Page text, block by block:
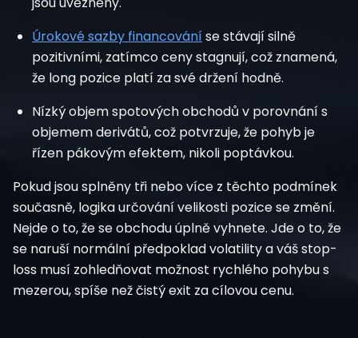
Úrokové sazby financováníse stávají silně
pozitivními, zatímco ceny stagnují, což znamená,
že long pozice platí za své držení hodně.
Nízký objem spotových obchodů v porovnání s
objemem derivátů, což potvrzuje, že pohyb je
řízen pákovým efektem, nikoli poptávkou.
Pokud jsou splněny tři nebo více z těchto podmínek
současně, logika určování velikosti pozice se změní.
Nejde o to, že se obchodu úplně vyhnete. Jde o to, že
se naruší normální předpoklad volatility a váš stop-
loss musí zohledňovat možnost rychlého pohybu s
mezerou, spíše než čistý exit za cílovou cenu.